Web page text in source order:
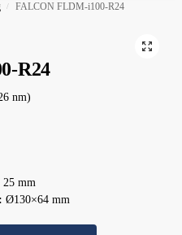
/ FALCON FLDM-i100-R24
R24
nm)
25 mm
Ø130×64 mm